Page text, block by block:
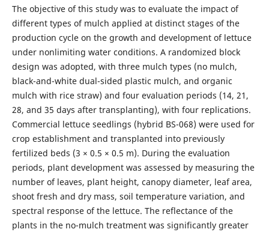
The objective of this study was to evaluate the impact of
different types of mulch applied at distinct stages of the
production cycle on the growth and development of lettuce
under nonlimiting water conditions. A randomized block
design was adopted, with three mulch types (no mulch,
black-and-white dual-sided plastic mulch, and organic
mulch with rice straw) and four evaluation periods (14, 21,
28, and 35 days after transplanting), with four replications.
Commercial lettuce seedlings (hybrid BS-068) were used for
crop establishment and transplanted into previously
fertilized beds (3 × 0.5 × 0.5 m). During the evaluation
periods, plant development was assessed by measuring the
number of leaves, plant height, canopy diameter, leaf area,
shoot fresh and dry mass, soil temperature variation, and
spectral response of the lettuce. The reflectance of the
plants in the no-mulch treatment was significantly greater